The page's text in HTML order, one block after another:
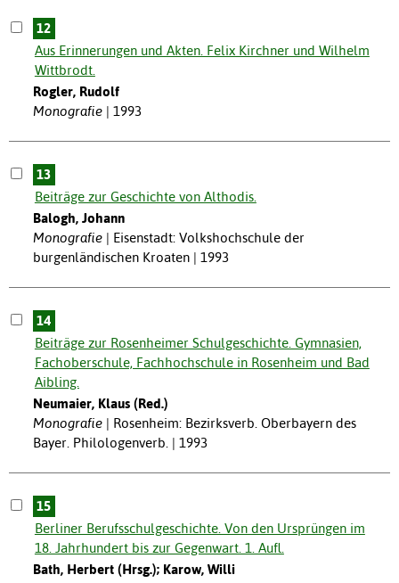
12
Aus Erinnerungen und Akten. Felix Kirchner und Wilhelm
Wittbrodt.
Rogler, Rudolf
Monografie
1993
13
Beiträge zur Geschichte von Althodis.
Balogh, Johann
Monografie
Eisenstadt: Volkshochschule der
burgenländischen Kroaten | 1993
14
Beiträge zur Rosenheimer Schulgeschichte. Gymnasien,
Fachoberschule, Fachhochschule in Rosenheim und Bad
Aibling.
Neumaier, Klaus (Red.)
Monografie
Rosenheim: Bezirksverb. Oberbayern des
Bayer. Philologenverb. | 1993
15
Berliner Berufsschulgeschichte. Von den Ursprüngen im
18. Jahrhundert bis zur Gegenwart. 1. Aufl.
Bath, Herbert (Hrsg.); Karow, Willi